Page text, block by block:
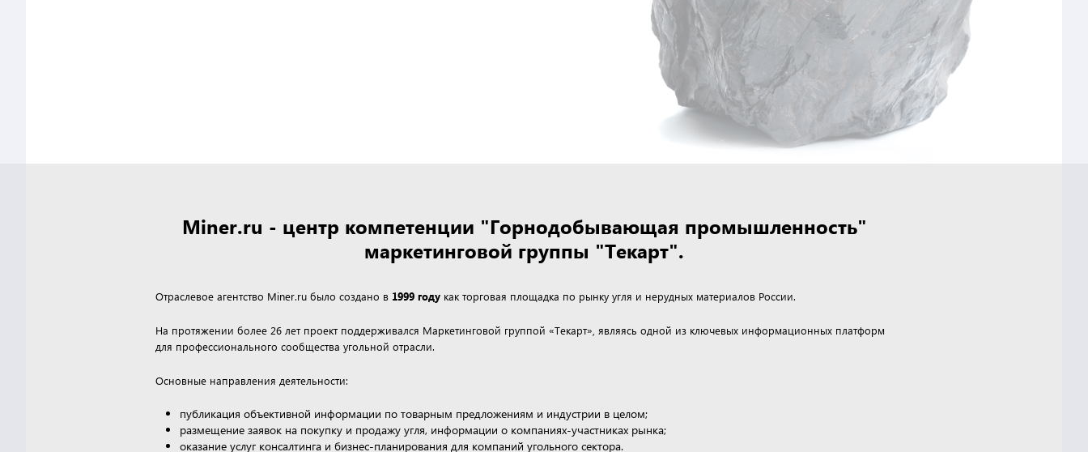
Miner.ru - центр компетенции "Горнодобывающая промышленность"
маркетинговой группы "Текарт".
Отраслевое агентство Miner.ru было создано в 1999 году как торговая площадка по рынку угля и нерудных материалов России.
На протяжении более 26 лет проект поддерживался Маркетинговой группой «Текарт», являясь одной из ключевых информационных платформ
для профессионального сообщества угольной отрасли.
Основные направления деятельности:
публикация объективной информации по товарным предложениям и индустрии в целом;
размещение заявок на покупку и продажу угля, информации о компаниях-участниках рынка;
оказание услуг консалтинга и бизнес-планирования для компаний угольного сектора.